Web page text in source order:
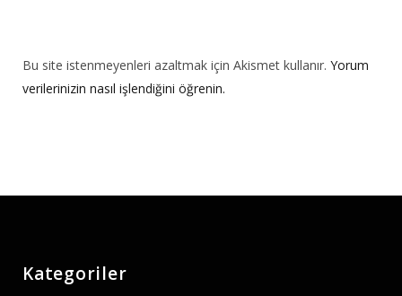
Bu site istenmeyenleri azaltmak için Akismet kullanır. Yorum
verilerinizin nasıl işlendiğini öğrenin.
Kategoriler